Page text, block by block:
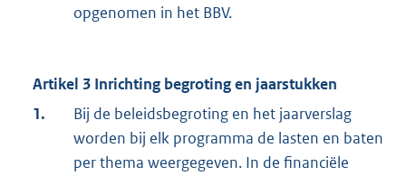
opgenomen in het BBV.
Artikel 3 Inrichting begroting en jaarstukken
1.
Bij de beleidsbegroting en het jaarverslag
worden bij elk programma de lasten en baten
per thema weergegeven. In de financiële